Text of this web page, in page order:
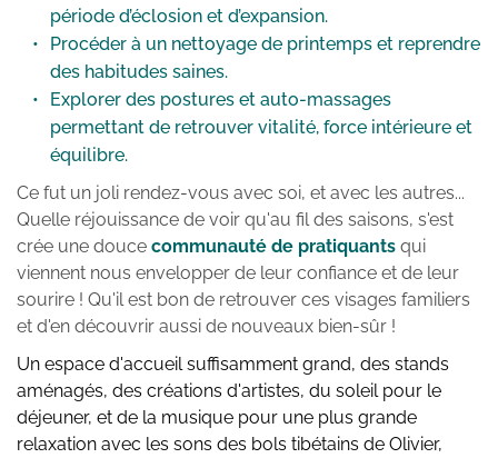
période d’éclosion et d’expansion.
Procéder à un nettoyage de printemps et reprendre
des habitudes saines.
Explorer des postures et auto-massages
permettant de retrouver vitalité, force intérieure et
équilibre.
Ce fut un joli rendez-vous avec soi, et avec les autres...
Quelle réjouissance de voir qu'au fil des saisons, s'est
crée une douce communauté de pratiquants qui
viennent nous envelopper de leur confiance et de leur
sourire ! Qu'il est bon de retrouver ces visages familiers
et d'en découvrir aussi de nouveaux bien-sûr !
Un espace d'accueil suffisamment grand, des stands
aménagés, des créations d'artistes, du soleil pour le
déjeuner, et de la musique pour une plus grande
relaxation avec les sons des bols tibétains de Olivier,